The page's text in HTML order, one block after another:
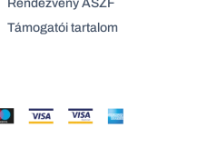
Rendezveny ÁSZF
Támogatói tartalom